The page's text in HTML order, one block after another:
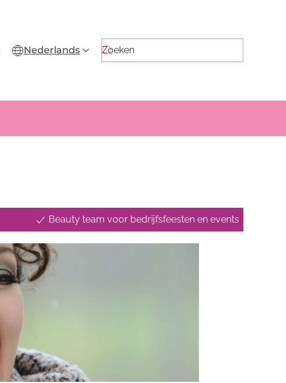
Nederlands
Beauty team voor bedrijfsfeesten en events